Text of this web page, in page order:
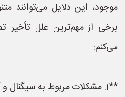
موجود، این دلایل می‌توانند
برخی از مهم‌ترین علل تأخیر
می‌کنم:
**1. مشکلات مربوط به سیگنال و آنتن:**